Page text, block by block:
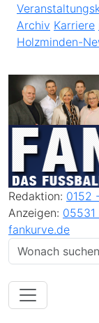
Archiv Karriere
Holzminden-
Redaktion: 0152
Anzeigen:
fankurve.de